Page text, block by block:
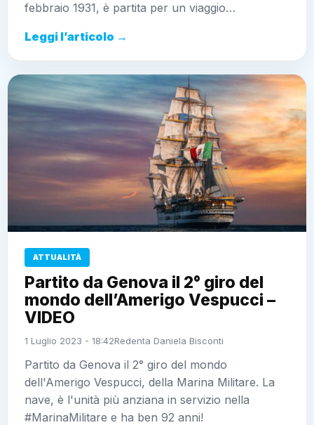
febbraio 1931, è partita per un viaggio…
Leggi l’articolo →
ATTUALITÀ
Partito da Genova il 2° giro del
mondo dell’Amerigo Vespucci –
VIDEO
1 Luglio 2023 - 18:42Redenta Daniela Bisconti
Partito da Genova il 2° giro del mondo
dell'Amerigo Vespucci, della Marina Militare. La
nave, è l'unità più anziana in servizio nella
#MarinaMilitare e ha ben 92 anni!